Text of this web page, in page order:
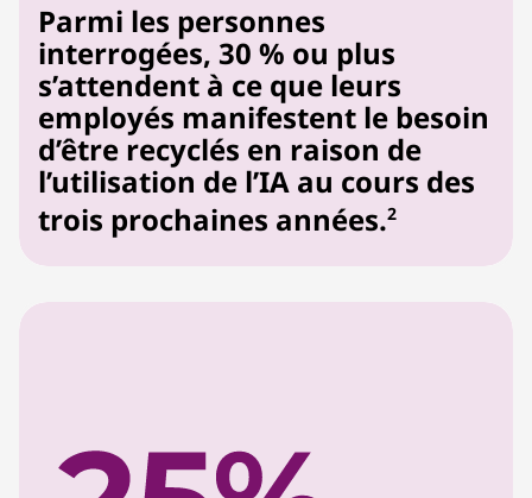
Parmi les personnes
interrogées, 30 % ou plus
s’attendent à ce que leurs
employés manifestent le besoin
d’être recyclés en raison de
l’utilisation de l’IA au cours des
trois prochaines années.2